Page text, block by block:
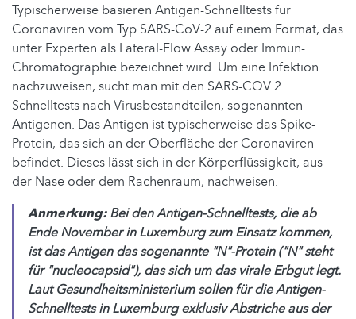
Typischerweise basieren Antigen-Schnelltests für
Coronaviren vom Typ SARS-CoV-2 auf einem Format, das
unter Experten als Lateral-Flow Assay oder Immun-
Chromatographie bezeichnet wird. Um eine Infektion
nachzuweisen, sucht man mit den SARS-COV 2
Schnelltests nach Virusbestandteilen, sogenannten
Antigenen. Das Antigen ist typischerweise das Spike-
Protein, das sich an der Oberfläche der Coronaviren
befindet. Dieses lässt sich in der Körperflüssigkeit, aus
der Nase oder dem Rachenraum, nachweisen.
Anmerkung:Bei den Antigen-Schnelltests, die ab
Ende November in Luxemburg zum Einsatz kommen,
ist das Antigen das sogenannte "N"-Protein ("N" steht
für "nucleocapsid"), das sich um das virale Erbgut legt.
Laut Gesundheitsministerium sollen für die Antigen-
Schnelltests in Luxemburg exklusiv Abstriche aus der